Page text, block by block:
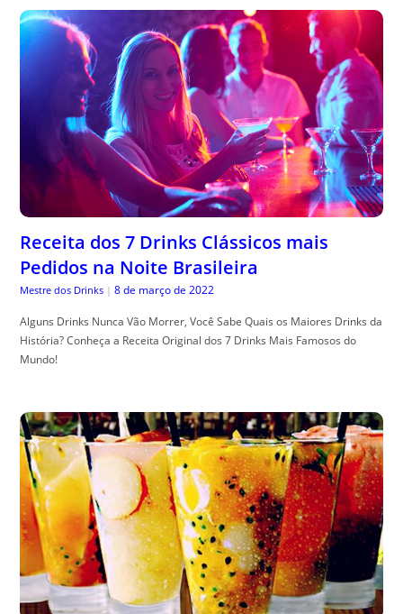
Receita dos 7 Drinks Clássicos mais
Pedidos na Noite Brasileira
Mestre dos Drinks | 8 de março de 2022
Alguns Drinks Nunca Vão Morrer, Você Sabe Quais os Maiores Drinks da
História? Conheça a Receita Original dos 7 Drinks Mais Famosos do
Mundo!